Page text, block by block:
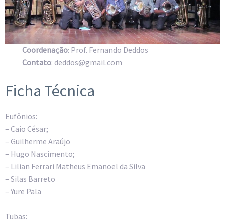
Coordenação: Prof. Fernando Deddos
Contato: deddos@gmail.com
Ficha Técnica
Eufônios:
– Caio César;
– Guilherme Araújo
– Hugo Nascimento;
– Lilian Ferrari Matheus Emanoel da Silva
– Silas Barreto
– Yure Pala
Tubas: